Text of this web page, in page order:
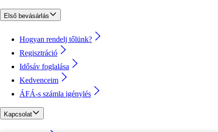
Első bevásárlás
Hogyan rendelj tőlünk?
Regisztráció
Idősáv foglalása
Kedvenceim
ÁFÁ-s számla igénylés
Kapcsolat